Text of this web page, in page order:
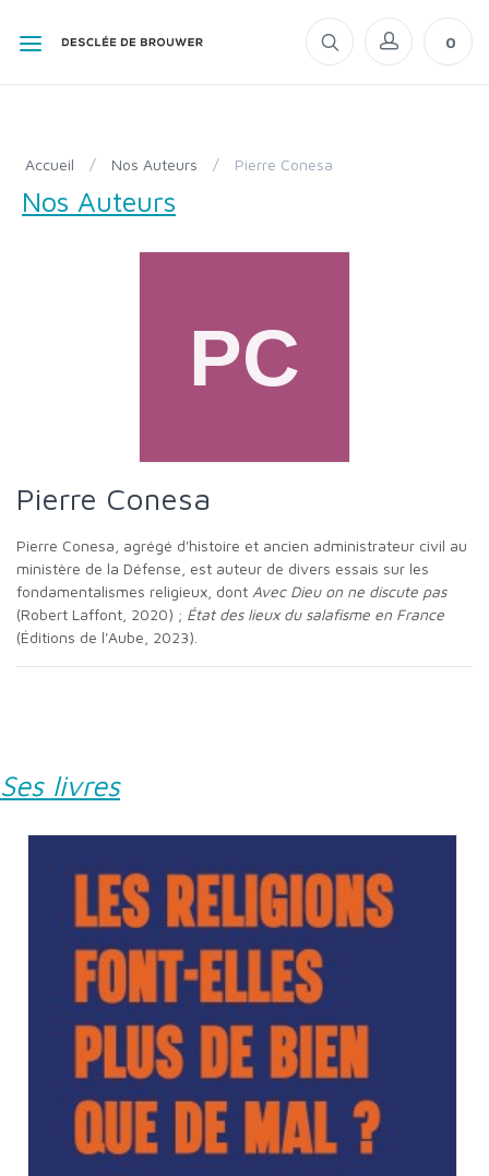
0
Accueil / Nos Auteurs / Pierre Conesa
Nos Auteurs
Pierre Conesa
Pierre Conesa, agrégé d'histoire et ancien administrateur civil au
ministère de la Défense, est auteur de divers essais sur les
fondamentalismes religieux, dont Avec Dieu on ne discute pas
(Robert Laffont, 2020) ; État des lieux du salafisme en France
(Éditions de l'Aube, 2023).
Ses livres